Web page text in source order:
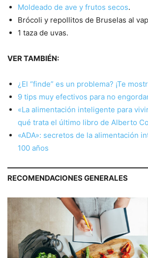
Moldeado de ave y frutos secos.
Brócoli y repollitos de Bruselas al
1 taza de uvas.
VER TAMBIÉN:
¿El “finde” es un problema? ¡Te
9 tips muy efectivos para no
«La alimentación inteligente para
qué trata el último libro de Alberto
«ADA»: secretos de la alimentación
100 años
RECOMENDACIONES GENERALES